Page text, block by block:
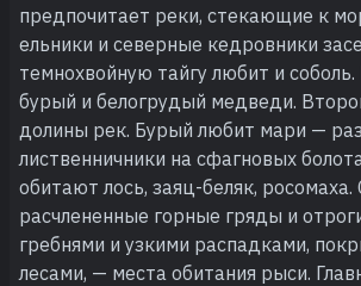
предпочитает реки, стекающие к
ельники и северные кедровники
темнохвойную тайгу любит и соболь.
бурый и белогрудый медведи.
долины рек. Бурый любит мари —
лиственничники на сфагновых
обитают лось, заяц-беляк, росомаха.
расчлененные горные гряды и
гребнями и узкими распадками,
лесами, — места обитания рыси.